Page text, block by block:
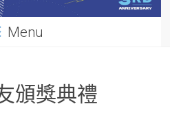
Menu
頒獎典禮